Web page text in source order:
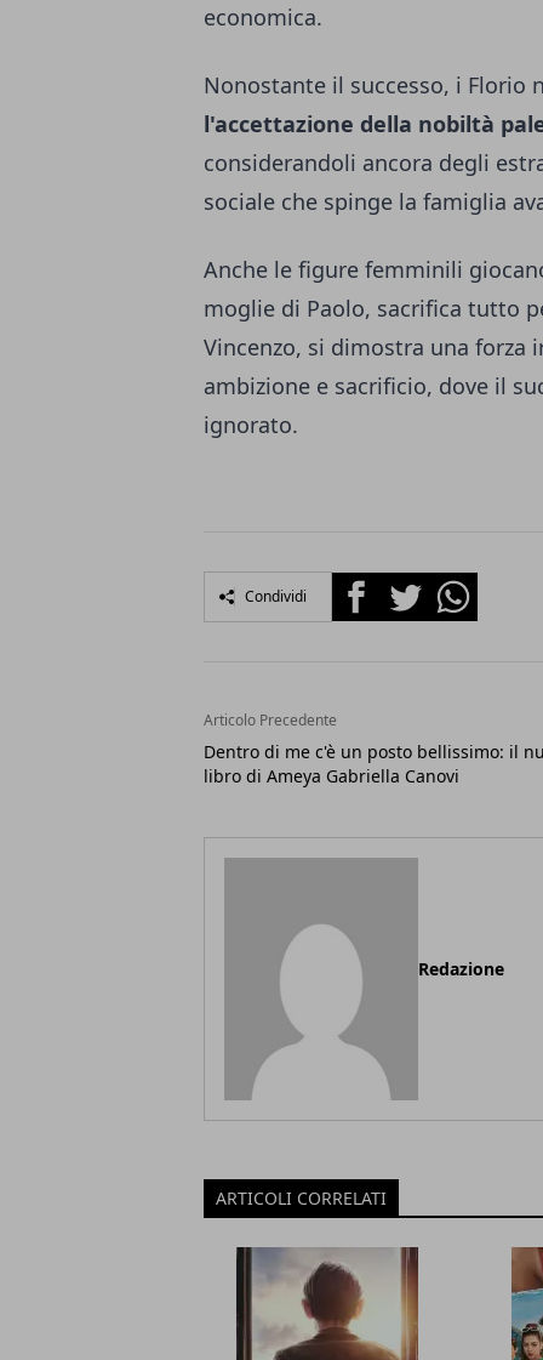
economica.
Nonostante il successo, i Florio
l'accettazione della nobiltà
considerandoli ancora degli
sociale che spinge la famiglia
Anche le figure femminili
moglie di Paolo, sacrifica tutto
Vincenzo, si dimostra una forza
ambizione e sacrificio, dove il
ignorato.
Condividi FacebookTwitterWhatsapp
Articolo Precedente
Dentro di me c'è un posto bellissimo: il
libro di Ameya Gabriella Canovi
Redazione
ARTICOLI CORRELATI